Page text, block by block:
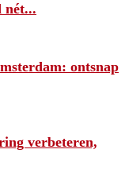
nét...
ontsnap
verbeteren,